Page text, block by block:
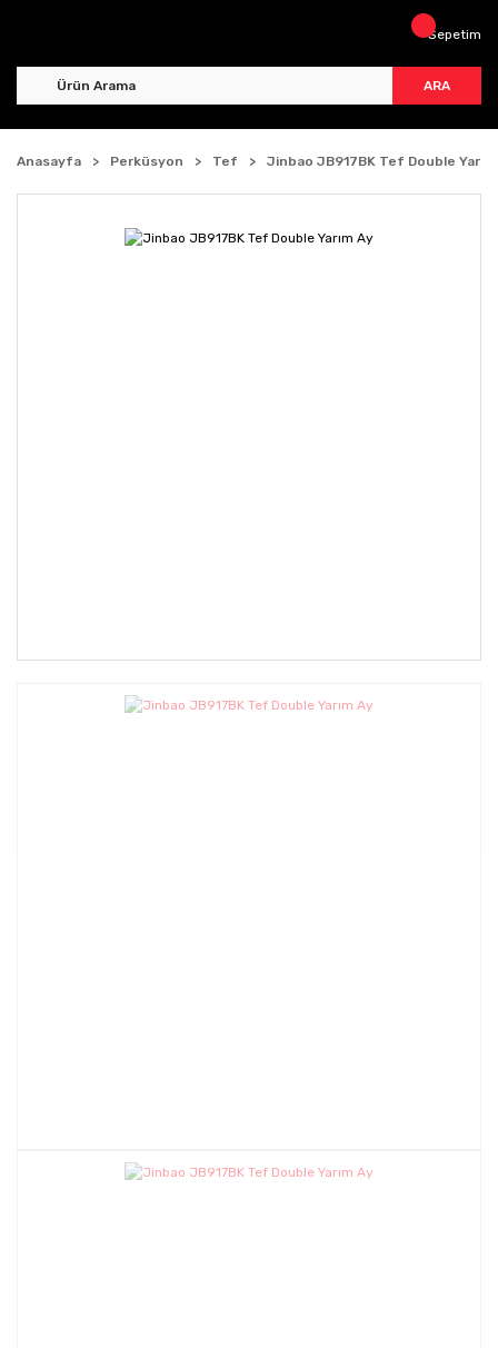
ARA
Sepetim
Anasayfa Perküsyon Tef Jinbao JB917BK Tef Double Yarım